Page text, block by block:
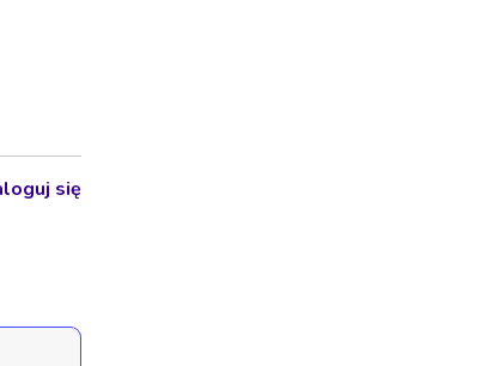
się